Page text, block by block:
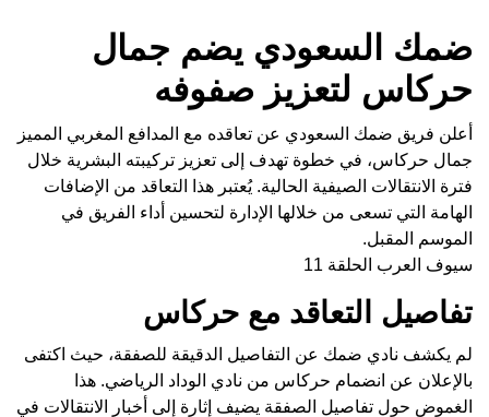
ضمك السعودي يضم جمال
حركاس لتعزيز صفوفه
أعلن فريق ضمك السعودي عن تعاقده مع المدافع المغربي المميز
جمال حركاس، في خطوة تهدف إلى تعزيز تركيبته البشرية خلال
فترة الانتقالات الصيفية الحالية. يُعتبر هذا التعاقد من الإضافات
الهامة التي تسعى من خلالها الإدارة لتحسين أداء الفريق في
الموسم المقبل.
سيوف العرب الحلقة 11
تفاصيل التعاقد مع حركاس
لم يكشف نادي ضمك عن التفاصيل الدقيقة للصفقة، حيث اكتفى
بالإعلان عن انضمام حركاس من نادي الوداد الرياضي. هذا
الغموض حول تفاصيل الصفقة يضيف إثارة إلى أخبار الانتقالات في